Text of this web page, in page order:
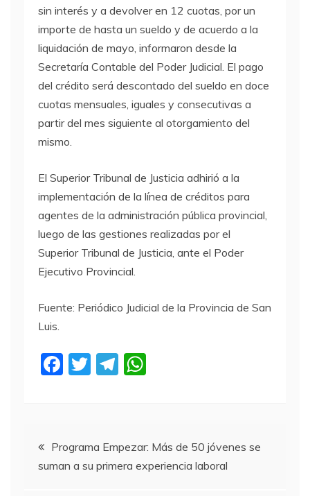
sin interés y a devolver en 12 cuotas, por un
importe de hasta un sueldo y de acuerdo a la
liquidación de mayo, informaron desde la
Secretaría Contable del Poder Judicial. El pago
del crédito será descontado del sueldo en doce
cuotas mensuales, iguales y consecutivas a
partir del mes siguiente al otorgamiento del
mismo.
El Superior Tribunal de Justicia adhirió a la
implementación de la línea de créditos para
agentes de la administración pública provincial,
luego de las gestiones realizadas por el
Superior Tribunal de Justicia, ante el Poder
Ejecutivo Provincial.
Fuente: Periódico Judicial de la Provincia de San
Luis.
F
b
o
T
T
a
m
A
p
Navegación
de
Programa Empezar: Más de 50 jóvenes se
suman a su primera experiencia laboral